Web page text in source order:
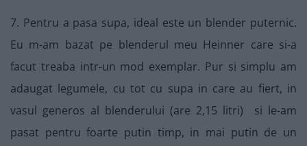
7. Pentru a pasa supa, ideal este un blender puternic.
Eu m-am bazat pe blenderul meu Heinner care si-a
facut treaba intr-un mod exemplar. Pur si simplu am
adaugat legumele, cu tot cu supa in care au fiert, in
vasul generos al blenderului (are 2,15 litri) si le-am
pasat pentru foarte putin timp, in mai putin de un